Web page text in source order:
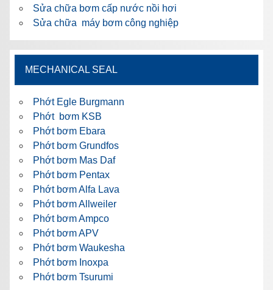
Sửa chữa bơm cấp nước nồi hơi
Sửa chữa máy bơm công nghiệp
MECHANICAL SEAL
Phớt Egle Burgmann
Phớt bơm KSB
Phớt bơm Ebara
Phớt bơm Grundfos
Phớt bơm Mas Daf
Phớt bơm Pentax
Phớt bơm Alfa Lava
Phớt bơm Allweiler
Phớt bơm Ampco
Phớt bơm APV
Phớt bơm Waukesha
Phớt bơm Inoxpa
Phớt bơm Tsurumi